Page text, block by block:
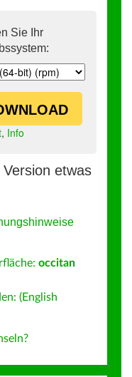
Sie Ihr
, Info
etwas
occitan
(English